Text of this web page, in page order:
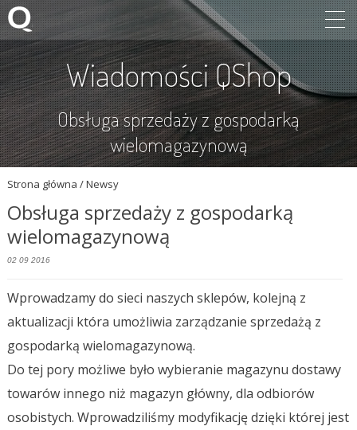
Wiadomości QShop
Obsługa sprzedaży z gospodarką
wielomagazynową
Strona główna / Newsy
Obsługa sprzedaży z gospodarką
wielomagazynową
02 09 2016
Wprowadzamy do sieci naszych sklepów, kolejną z
aktualizacji która umożliwia zarządzanie sprzedażą z
gospodarką wielomagazynową.
Do tej pory możliwe było wybieranie magazynu dostawy
towarów innego niż magazyn główny, dla odbiorów
osobistych. Wprowadziliśmy modyfikację dzięki której jest